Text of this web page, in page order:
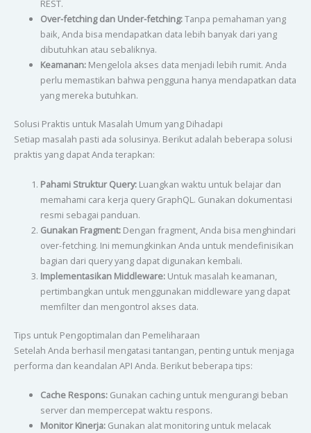
REST.
Over-fetching dan Under-fetching:Tanpa pemahaman yang
baik, Anda bisa mendapatkan data lebih banyak dari yang
dibutuhkan atau sebaliknya.
Keamanan:Mengelola akses data menjadi lebih rumit. Anda
perlu memastikan bahwa pengguna hanya mendapatkan data
yang mereka butuhkan.
Solusi Praktis untuk Masalah Umum yang Dihadapi
Setiap masalah pasti ada solusinya. Berikut adalah beberapa solusi
praktis yang dapat Anda terapkan:
Pahami Struktur Query:Luangkan waktu untuk belajar dan
memahami cara kerja query GraphQL. Gunakan dokumentasi
resmi sebagai panduan.
Gunakan Fragment:Dengan fragment, Anda bisa menghindari
over-fetching. Ini memungkinkan Anda untuk mendefinisikan
bagian dari query yang dapat digunakan kembali.
Implementasikan Middleware:Untuk masalah keamanan,
pertimbangkan untuk menggunakan middleware yang dapat
memfilter dan mengontrol akses data.
Tips untuk Pengoptimalan dan Pemeliharaan
Setelah Anda berhasil mengatasi tantangan, penting untuk menjaga
performa dan keandalan API Anda. Berikut beberapa tips:
Cache Respons:Gunakan caching untuk mengurangi beban
server dan mempercepat waktu respons.
Monitor Kinerja:Gunakan alat monitoring untuk melacak